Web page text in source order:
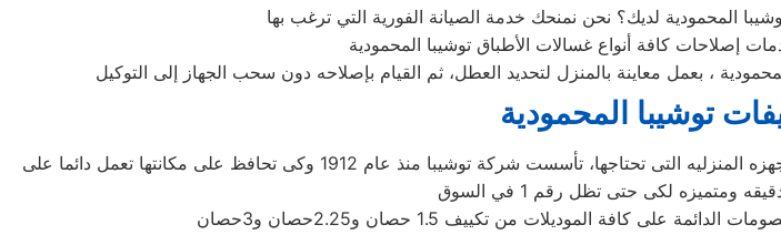
، بعمل معاينة بالمنزل لتحديد العطل، ثم القيام بإصلاحه دون سحب الجهاز إلى التوكيل
توشيبا المحمودية
شركة توشيبا اليابانيه من افضل الشركات التى توجد فى اسواق المكيفات وتوفر لنا افضل الاجهزه المنزليه التى تحتاجها، تأسست شركة توشيبا منذ عام 1912 وكى تحافظ على مكانتها تعمل دائما على